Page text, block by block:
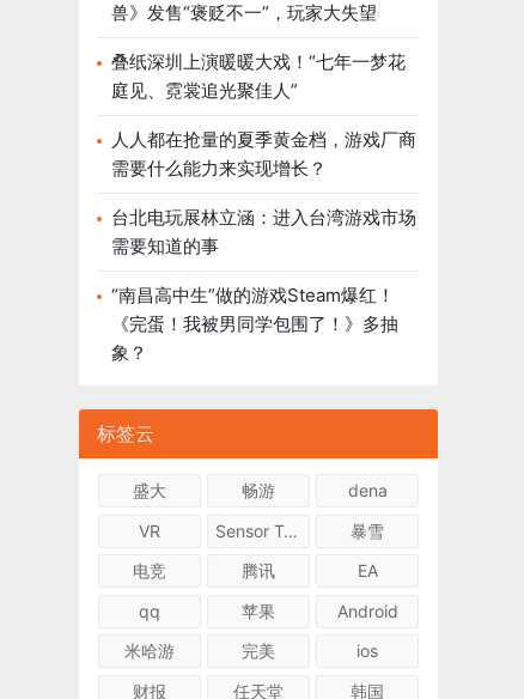
兽》发售“褒贬不一”，玩家大失望
叠纸深圳上演暖暖大戏！“七年一梦花
庭见、霓裳追光聚佳人”
人人都在抢量的夏季黄金档，游戏厂商
需要什么能力来实现增长？
台北电玩展林立涵：进入台湾游戏市场
需要知道的事
“南昌高中生”做的游戏Steam爆红！
《完蛋！我被男同学包围了！》多抽
象？
标签云
盛大 畅游
dena
VR
Sensor Tower
暴雪
电竞
腾讯
EA
qq
苹果
Android
米哈游
完美
ios
财报
任天堂 韩国